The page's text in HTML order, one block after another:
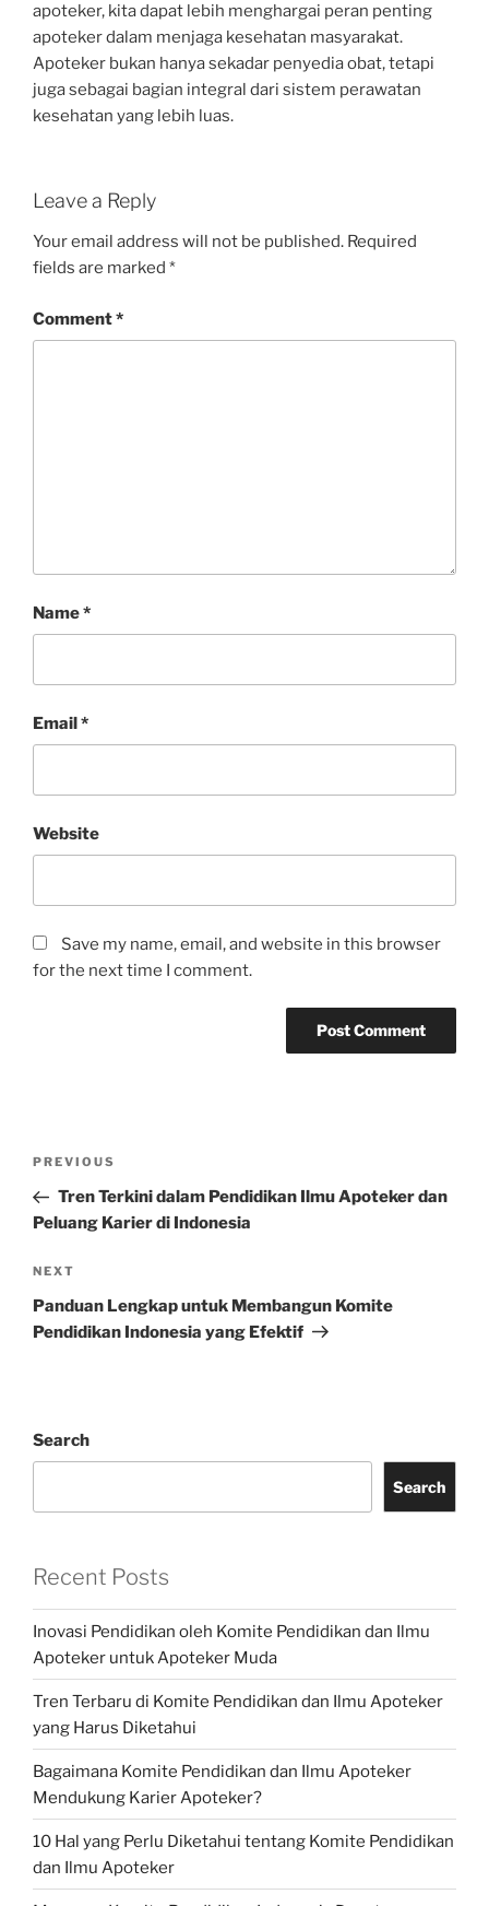
apoteker, kita dapat lebih menghargai peran penting
apoteker dalam menjaga kesehatan masyarakat.
Apoteker bukan hanya sekadar penyedia obat, tetapi
juga sebagai bagian integral dari sistem perawatan
kesehatan yang lebih luas.
Leave a Reply
Your email address will not be published. Required
fields are marked *
Comment*
Name*
Email*
Website
Save my name, email, and website in this browser
for the next time I comment.
Previous
Post
PREVIOUS
Tren Terkini dalam Pendidikan Ilmu Apoteker dan
Peluang Karier di Indonesia
Next
Post
NEXT
Panduan Lengkap untuk Membangun Komite
Pendidikan Indonesia yang Efektif
Search
Search
Recent Posts
Inovasi Pendidikan oleh Komite Pendidikan dan Ilmu
Apoteker untuk Apoteker Muda
Tren Terbaru di Komite Pendidikan dan Ilmu Apoteker
yang Harus Diketahui
Bagaimana Komite Pendidikan dan Ilmu Apoteker
Mendukung Karier Apoteker?
10 Hal yang Perlu Diketahui tentang Komite Pendidikan
dan Ilmu Apoteker